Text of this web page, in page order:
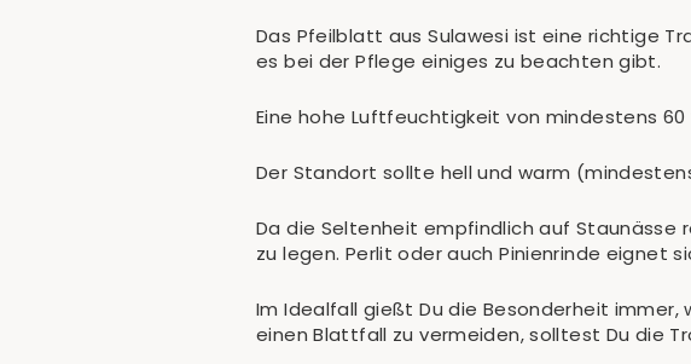
Das Pfeilblatt aus Sulawesi ist eine richtige
es bei der Pflege einiges zu beachten gibt.
Eine hohe Luftfeuchtigkeit von mindestens 60
Der Standort sollte hell und warm
Da die Seltenheit empfindlich auf
zu legen. Perlit oder auch Pinienrinde eignet
Im Idealfall gießt Du die Besonderheit
einen Blattfall zu vermeiden, solltest Du die